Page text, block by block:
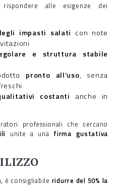
alle esigenze dei
impasti salati con note
e struttura stabile
pronto all’uso, senza
costanti anche in
professionali che cercano
unite a una firma gustativa
è consigliabile ridurre del 50% la